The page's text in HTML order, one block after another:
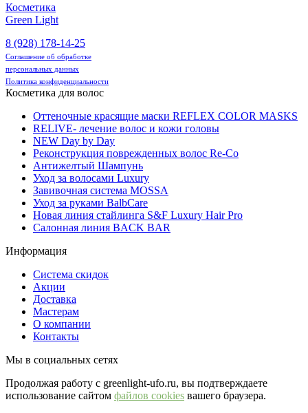
Косметика
Green Light
8 (928) 178-14-25
Соглашение об обработке
персональных данных
Политика конфиденциальности
Косметика для волос
Оттеночные красящие маски REFLEX COLOR MASKS
RELIVE- лечение волос и кожи головы
NEW Day by Day
Реконструкция поврежденных волос Re-Co
Антижелтый Шампунь
Уход за волосами Luxury
Завивочная система MOSSA
Уход за руками BalbCare
Новая линия стайлинга S&F Luxury Hair Pro
Салонная линия BACK BAR
Информация
Система скидок
Акции
Доставка
Мастерам
О компании
Контакты
Мы в социальных сетях
Продолжая работу с greenlight-ufo.ru, вы подтверждаете
использование сайтом файлов cookies вашего браузера.